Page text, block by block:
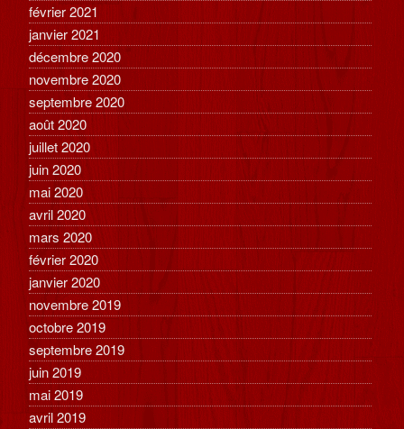
février 2021
janvier 2021
décembre 2020
novembre 2020
septembre 2020
août 2020
juillet 2020
juin 2020
mai 2020
avril 2020
mars 2020
février 2020
janvier 2020
novembre 2019
octobre 2019
septembre 2019
juin 2019
mai 2019
avril 2019